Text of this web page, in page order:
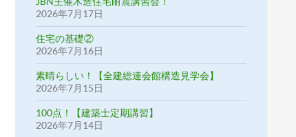
2026年7月17日
住宅の基礎②
2026年7月16日
素晴らしい！【全建総連会館構造見学会】
2026年7月15日
100点！【建築士定期講習】
2026年7月14日